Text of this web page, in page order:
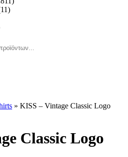
» KISS – Vintage Classic Logo
Classic Logo